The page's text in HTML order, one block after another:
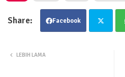
Facebook
LEBIH LAMA